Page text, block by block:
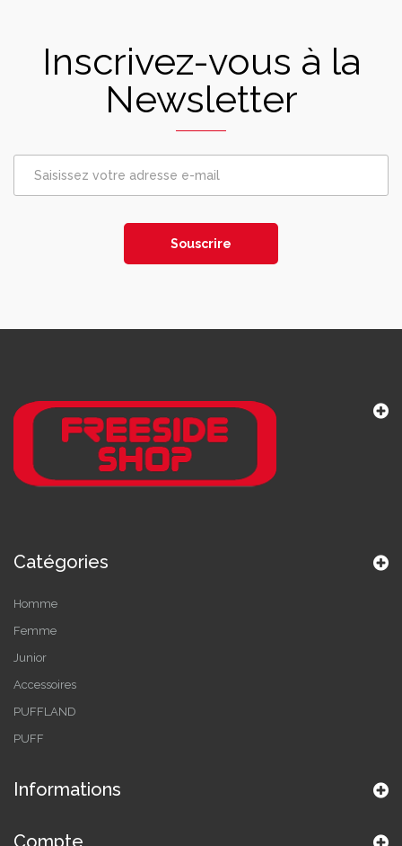
Inscrivez-vous à la
Newsletter
Souscrire
Catégories
Homme
Femme
Junior
Accessoires
PUFFLAND
PUFF
Informations